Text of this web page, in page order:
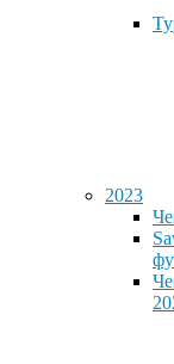
2023